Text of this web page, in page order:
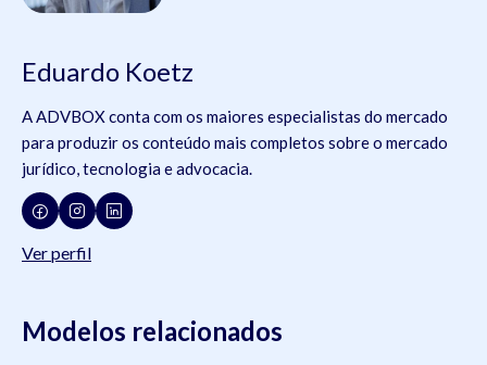
Eduardo Koetz
A ADVBOX conta com os maiores especialistas do mercado
para produzir os conteúdo mais completos sobre o mercado
jurídico, tecnologia e advocacia.
Ver perfil
Modelos relacionados